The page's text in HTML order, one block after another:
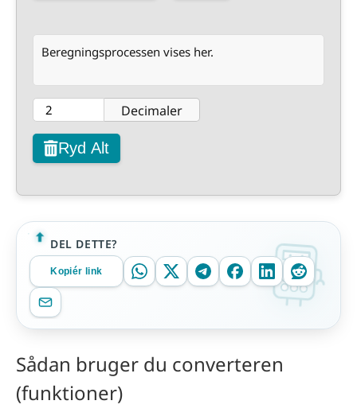
Beregningsprocessen vises her.
Decimaler
Ryd Alt
DEL DETTE?
Kopiér link
Sådan bruger du converteren
(funktioner)